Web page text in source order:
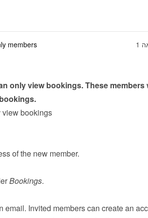
members
only view bookings. These members
bookings
of the new member.
Bookings.
Invited members can create an